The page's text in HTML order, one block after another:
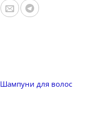
Шампуни для волос